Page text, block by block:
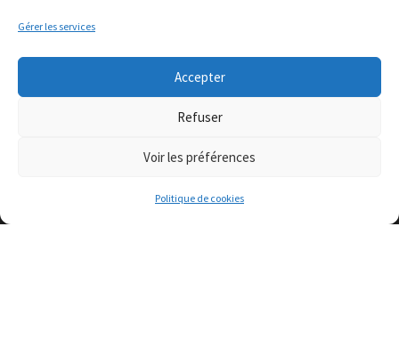
Gérer les services
Accepter
Refuser
Voir les préférences
Politique de cookies
Contact
Le Martel
02 22 55 32 60